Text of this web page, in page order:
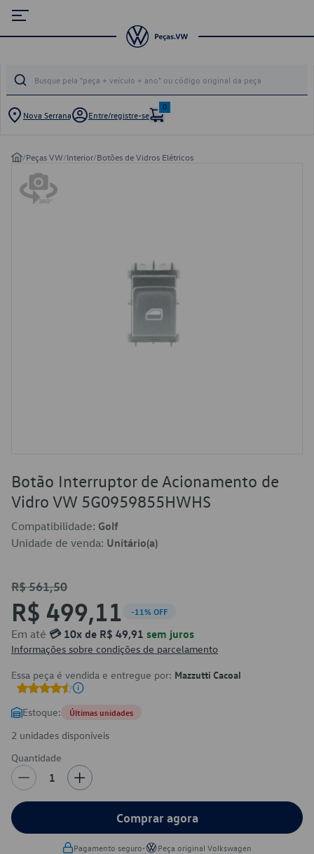
Nova Serrana Entre/registre-se
0
/Peças VW/Interior/Botões de Vidros Elétricos
Botão Interruptor de Acionamento de
Vidro VW 5G0959855HWHS
Compatibilidade: Golf
Unidade de venda: Unitário(a)
R$ 561,50
R$ 499,11 -11% OFF
Em até 💳 10x de R$ 49,91 sem juros
Informações sobre condições de parcelamento
Essa peça é vendida e entregue por: Mazzutti Cacoal
Estoque: Últimas unidades
2 unidades disponíveis
Quantidade
1
Comprar agora
Pagamento seguro• Peça original Volkswagen